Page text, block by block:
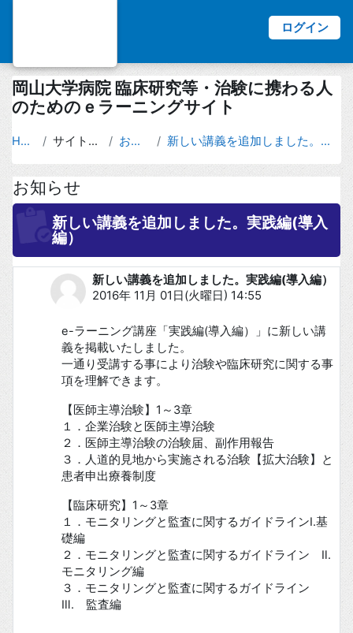
ログイン
岡山大学病院 臨床研究等・治験に携わる人
のためのｅラーニングサイト
Home サイトページ お知らせ 新しい講義を追加しました。実践編(導入編）
お知らせ
新しい講義を追加しました。実践編(導入
編）
新しい講義を追加しました。実践編(導入編）
2016年 11月 01日(火曜日) 14:55
返信数: 0
e-ラーニング講座「実践編(導入編）」に新しい講
義を掲載いたしました。
一通り受講する事により治験や臨床研究に関する事
項を理解できます。
【医師主導治験】1～3章
１．企業治験と医師主導治験
２．医師主導治験の治験届、副作用報告
３．人道的見地から実施される治験【拡大治験】と
患者申出療養制度
【臨床研究】1～3章
１．モニタリングと監査に関するガイドラインⅠ.基
礎編
２．モニタリングと監査に関するガイドライン Ⅱ.
モニタリング編
３．モニタリングと監査に関するガイドライン
Ⅲ. 監査編